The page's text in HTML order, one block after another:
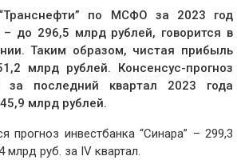
по МСФО за 2023 год
до 296,5 млрд рублей, говорится в
Таким образом, чистая прибыль
млрд рублей. Консенсус-прогноз
за последний квартал 2023 года
млрд рублей.
прогноз инвестбанка “Синара” – 299,3
млрд руб. за IV квартал.